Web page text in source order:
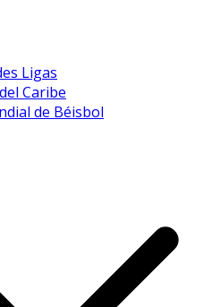
Ligas
Caribe
de Béisbol